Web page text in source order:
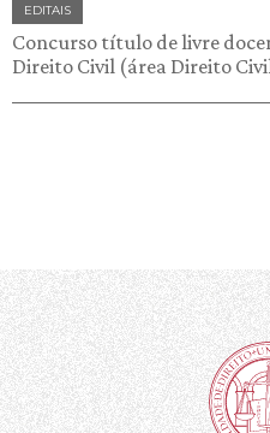
EDITAIS
Concurso título de livre
Direito Civil (área Direito